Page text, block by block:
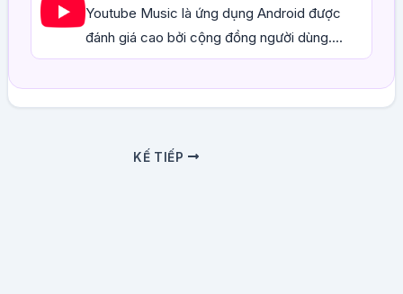
Youtube Music là ứng dụng Android được
đánh giá cao bởi cộng đồng người dùng....
KẾ TIẾP